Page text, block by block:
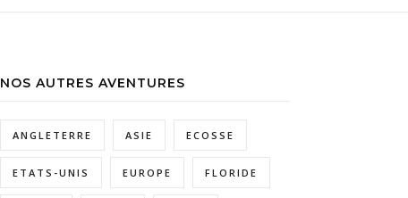
NOS AUTRES AVENTURES
ANGLETERRE ASIE ECOSSE
ETATS-UNIS EUROPE FLORIDE